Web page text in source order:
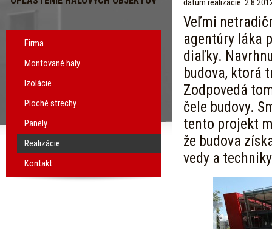
Firma
Montované haly
Izolácie
Ploché strechy
Panely
Realizácie
Kontakt
dátum realizácie:
Veľmi
agentúry láka
diaľky.
budova, ktorá
Zodpovedá
čele budovy.
tento projekt
že budova
vedy a